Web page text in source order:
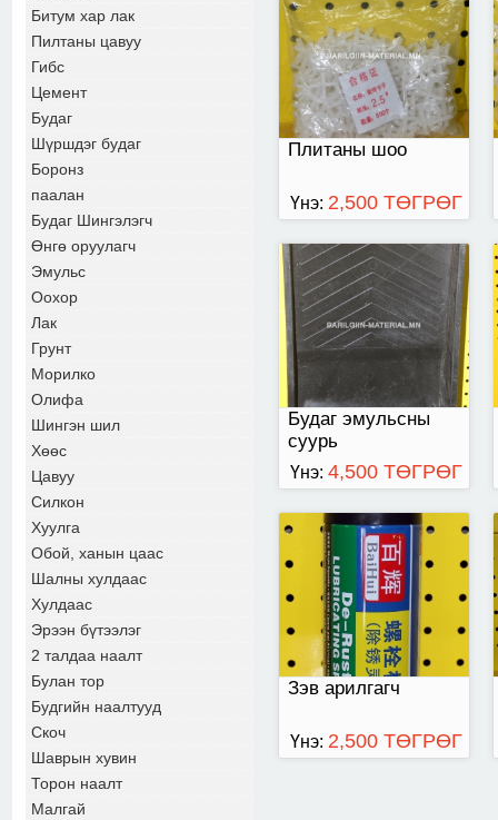
Битум хар лак
Пилтаны цавуу
Гибс
Цемент
Будаг
Шүршдэг будаг
Боронз
паалан
Будаг Шингэлэгч
Өнгө оруулагч
Эмульс
Оохор
Лак
Грунт
Морилко
Олифа
Шингэн шил
Хөөс
Цавуу
Силкон
Хуулга
Обой, ханын цаас
Шалны хулдаас
Хулдаас
Эрээн бүтээлэг
2 талдаа наалт
Булан тор
Будгийн наалтууд
Скоч
Шаврын хувин
Торон наалт
Малгай
Плитаны шоо
Үнэ: 2,500 ТӨГРӨГ
Будаг эмульсны
суурь
хар
Үнэ: 4,500 ТӨГРӨГ
Зэв арилгагч
Зэв арилгагч /450мл/
Үнэ: 2,500 ТӨГРӨГ